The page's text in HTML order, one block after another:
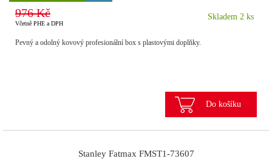
976 Kč
Včetně PHE a DPH
Skladem 2 ks
Pevný a odolný kovový profesionální box s plastovými doplňky.
Do košíku
Stanley Fatmax FMST1-73607